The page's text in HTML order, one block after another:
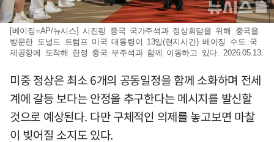
[베이징=AP/뉴시스] 시진핑 중국 국가주석과 정상회담을 위해 중국을
방문한 도널드 트럼프 미국 대통령이 13일(현지시간) 베이징 수도 국
제공항에 도착해 한정 중국 부주석과 함께 이동하고 있다. 2026.05.13.
미중 정상은 최소 6개의 공동일정을 함께 소화하며 전세
계에 갈등 보다는 안정을 추구한다는 메시지를 발신할
것으로 예상된다. 다만 구체적인 의제를 놓고보면 마찰
이 빚어질 소지도 있다.